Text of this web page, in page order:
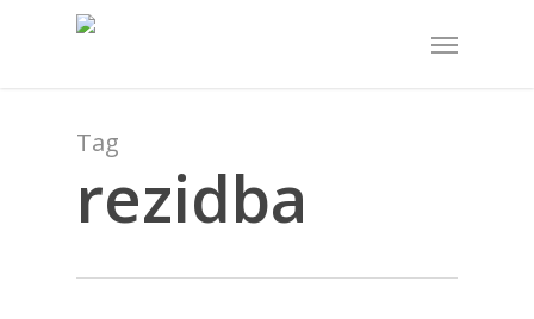
Menu
Tag
rezidba